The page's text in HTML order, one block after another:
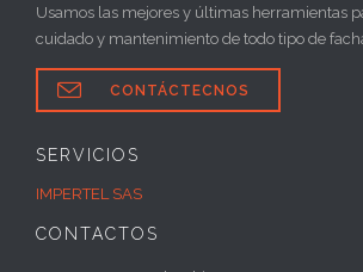
Usamos las mejores y últimas herramientas
cuidado y mantenimiento de todo tipo de
 CONTÁCTECNOS
SERVICIOS
IMPERTEL SAS
CONTACTOS